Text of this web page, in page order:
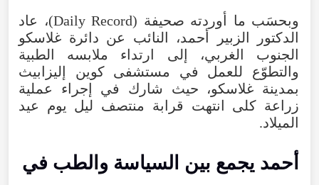
وبحسَب ما أوردته صحيفة (Daily Record)، عاد
الدكتور الزبير أحمد، النائب عن دائرة غلاسكو
الجنوب الغربي، إلى ارتداء ملابسه الطبية
والتطوّع للعمل في مستشفى كوين إليزابيث
بمدينة غلاسكو، حيث شارك في إجراء عملية
زراعة كلى انتهت قرابة منتصف ليل يوم عيد
الميلاد.
أحمد يجمع بين السياسة والطب في